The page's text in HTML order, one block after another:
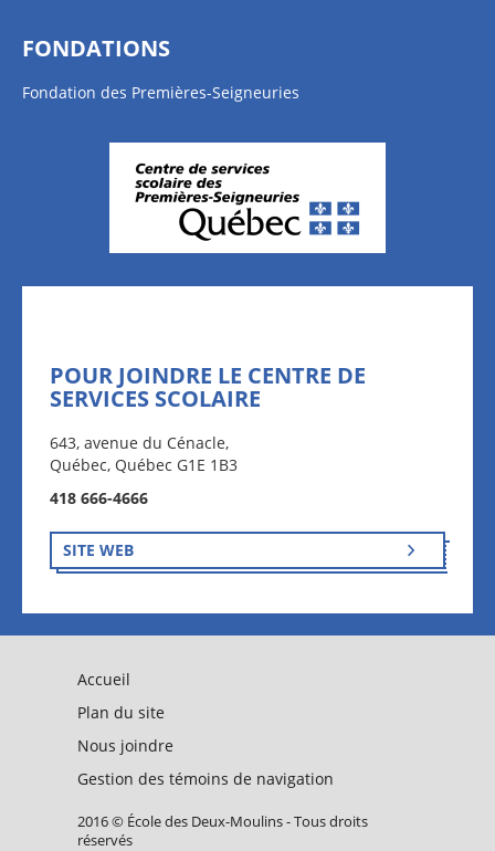
FONDATIONS
Fondation des Premières-Seigneuries
POUR JOINDRE LE CENTRE DE
SERVICES SCOLAIRE
643, avenue du Cénacle,
Québec, Québec G1E 1B3
418 666-4666
SITE WEB
Accueil
Plan du site
Nous joindre
Gestion des témoins de navigation
2016 © École des Deux-Moulins - Tous droits
réservés